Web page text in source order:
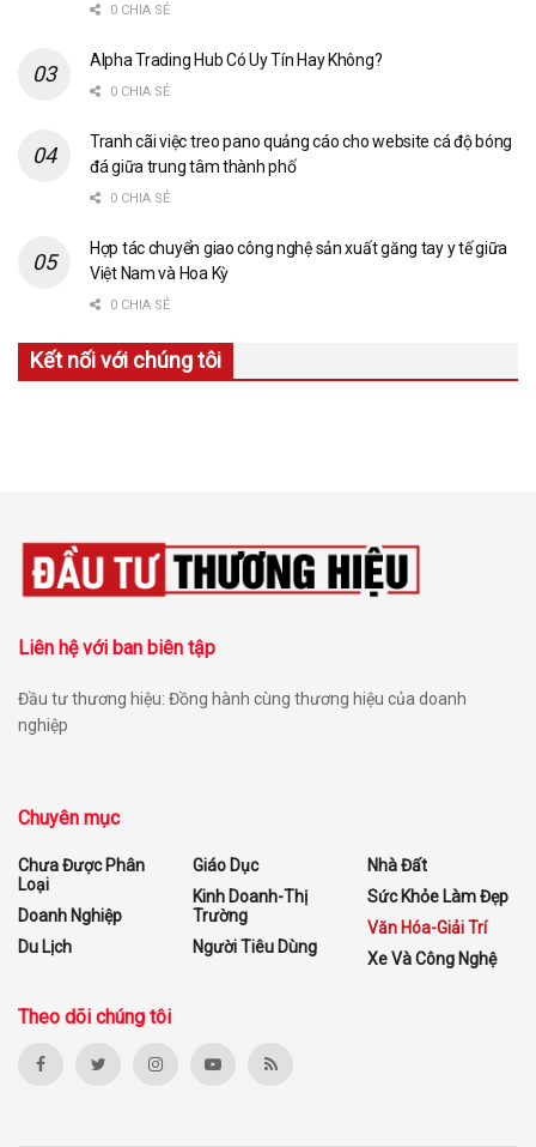
0 CHIA SẺ
Alpha Trading Hub Có Uy Tín Hay Không?
0 CHIA SẺ
Tranh cãi việc treo pano quảng cáo cho website cá độ bóng
đá giữa trung tâm thành phố
0 CHIA SẺ
Hợp tác chuyển giao công nghệ sản xuất găng tay y tế giữa
Việt Nam và Hoa Kỳ
0 CHIA SẺ
Kết nối với chúng tôi
Liên hệ với ban biên tập
Đầu tư thương hiệu: Đồng hành cùng thương hiệu của doanh
nghiệp
Chuyên mục
Chưa Được Phân
Loại
Doanh Nghiệp
Du Lịch
Giáo Dục
Kinh Doanh-Thị
Trường
Người Tiêu Dùng
Nhà Đất
Sức Khỏe Làm Đẹp
Văn Hóa-Giải Trí
Xe Và Công Nghệ
Theo dõi chúng tôi